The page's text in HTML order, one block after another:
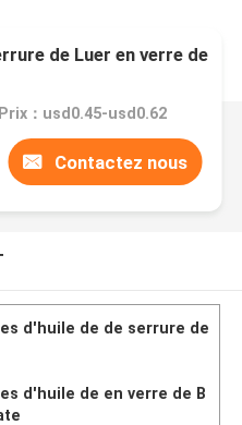
de Luer en verre de
Prix：usd0.45-usd0.62
Contactez nous
d'huile de de serrure de
d'huile de en verre de B